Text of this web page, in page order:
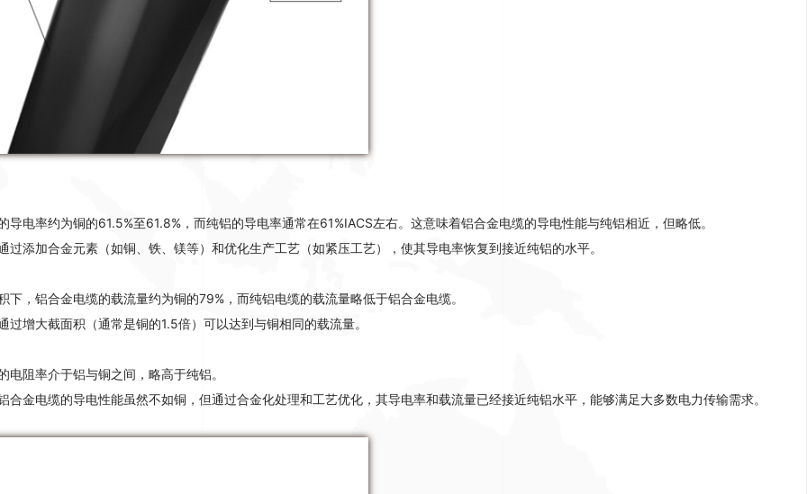
导电率约为铜的61.5%至61.8%，而纯铝的导电率通常在61%IACS左右。这意味着铝合金电缆的导电性能与纯铝相近，但略低。
过添加合金元素（如铜、铁、镁等）和优化生产工艺（如紧压工艺），使其导电率恢复到接近纯铝的水平。
下，铝合金电缆的载流量约为铜的79%，而纯铝电缆的载流量略低于铝合金电缆。
过增大截面积（通常是铜的1.5倍）可以达到与铜相同的载流量。
电阻率介于铝与铜之间，略高于纯铝。
合金电缆的导电性能虽然不如铜，但通过合金化处理和工艺优化，其导电率和载流量已经接近纯铝水平，能够满足大多数电力传输需求。